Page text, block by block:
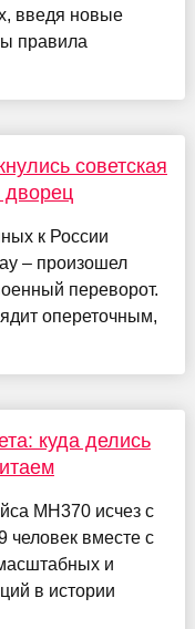
введя новые
правила
советская
дворец
к России
– произошел
переворот.
опереточным,
куда делись
MH370 исчез с
человек вместе с
и
в истории